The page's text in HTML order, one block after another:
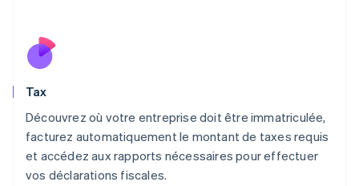
Tax
Découvrez où votre entreprise doit être immatriculée,
facturez automatiquement le montant de taxes requis
et accédez aux rapports nécessaires pour effectuer
vos déclarations fiscales.
Mexique
Español
Nouvelle-Zélande
Pays-Bas
NederlandsEnglish
Pologne